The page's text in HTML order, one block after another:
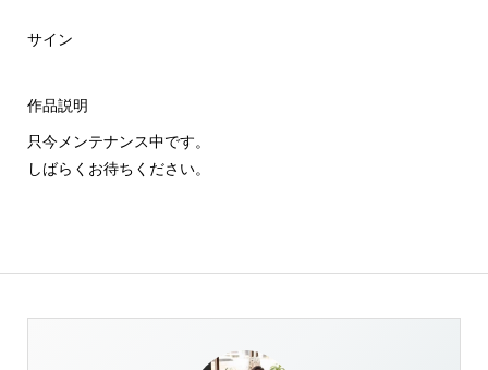
サイン
作品説明
只今メンテナンス中です。
しばらくお待ちください。